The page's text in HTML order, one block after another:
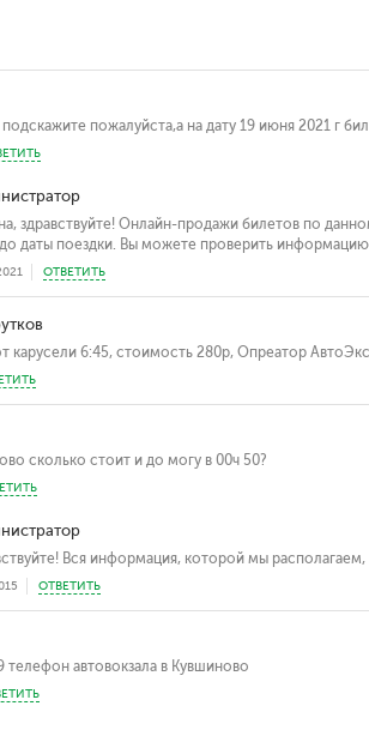
пожалуйста,а на дату 19 июня 2021 г
здравствуйте! Онлайн-продажи билетов по
даты поездки. Вы можете проверить информацию
ОТВЕТИТЬ
карусели 6:45, стоимость 280р, Опреатор
сколько стоит и до могу в 00ч 50?
Вся информация, которой мы
ОТВЕТИТЬ
телефон автовокзала в Кувшиново